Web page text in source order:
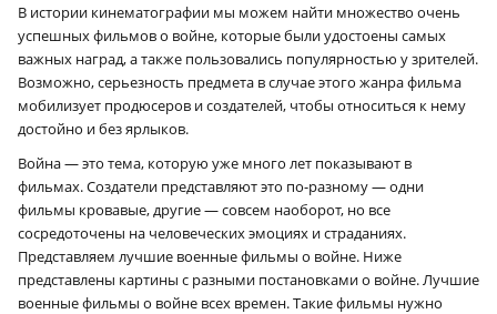
В истории кинематографии мы можем найти множество очень
успешных фильмов о войне, которые были удостоены самых
важных наград, а также пользовались популярностью у зрителей.
Возможно, серьезность предмета в случае этого жанра фильма
мобилизует продюсеров и создателей, чтобы относиться к нему
достойно и без ярлыков.
Война — это тема, которую уже много лет показывают в
фильмах. Создатели представляют это по-разному — одни
фильмы кровавые, другие — совсем наоборот, но все
сосредоточены на человеческих эмоциях и страданиях.
Представляем лучшие военные фильмы о войне. Ниже
представлены картины с разными постановками о войне. Лучшие
военные фильмы о войне всех времен. Такие фильмы нужно